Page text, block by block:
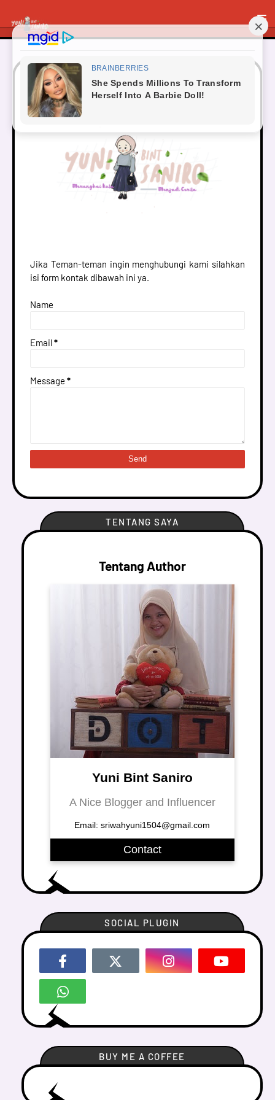
Contact Us
Jika Teman-teman ingin menghubungi kami silahkan
isi form kontak dibawah ini ya.
Name
Email*
Message *
TENTANG SAYA
Tentang Author
Yuni Bint Saniro
A Nice Blogger and Influencer
Email: sriwahyuni1504@gmail.com
Contact
SOCIAL PLUGIN
BUY ME A COFFEE